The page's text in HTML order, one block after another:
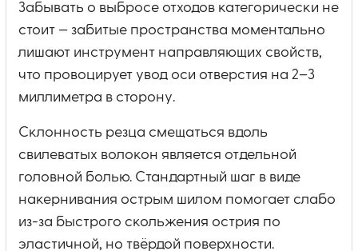
Забывать о выбросе отходов категорически не
стоит — забитые пространства моментально
лишают инструмент направляющих свойств,
что провоцирует увод оси отверстия на 2–3
миллиметра в сторону.
Склонность резца смещаться вдоль
свилеватых волокон является отдельной
головной болью. Стандартный шаг в виде
накернивания острым шилом помогает слабо
из-за быстрого скольжения острия по
эластичной, но твёрдой поверхности.